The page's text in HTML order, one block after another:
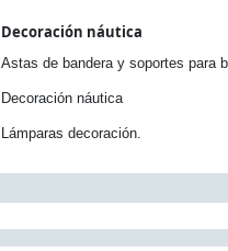
Decoración náutica
Astas de bandera y soportes para
Decoración náutica
Lámparas decoración.